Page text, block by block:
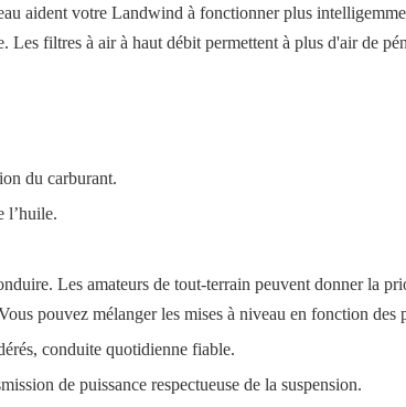
aident votre Landwind à fonctionner plus
filtres à air à haut débit permettent à plus d'air de
du carburant.
l’huile.
Les amateurs de tout-terrain peuvent donner la
pouvez mélanger les mises à niveau en fonction
conduite quotidienne fiable.
de puissance respectueuse de la suspension.